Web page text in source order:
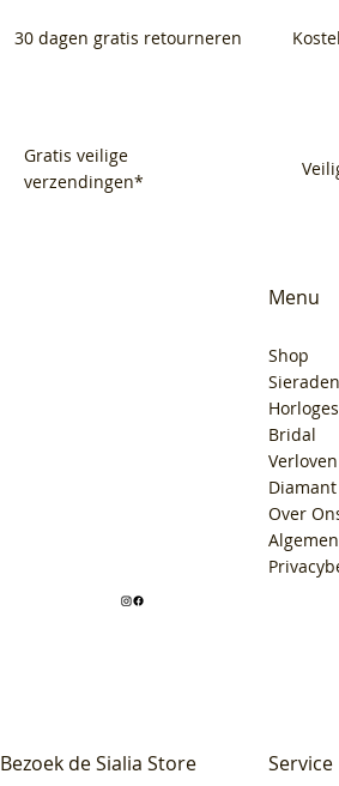
30 dagen gratis retourneren
Gratis veilige
verzendingen*
Bezoek de Sialia Store
Menu
Shop
Sieraden
Horloges
Bridal
Verloven
Diamant
Over
Service